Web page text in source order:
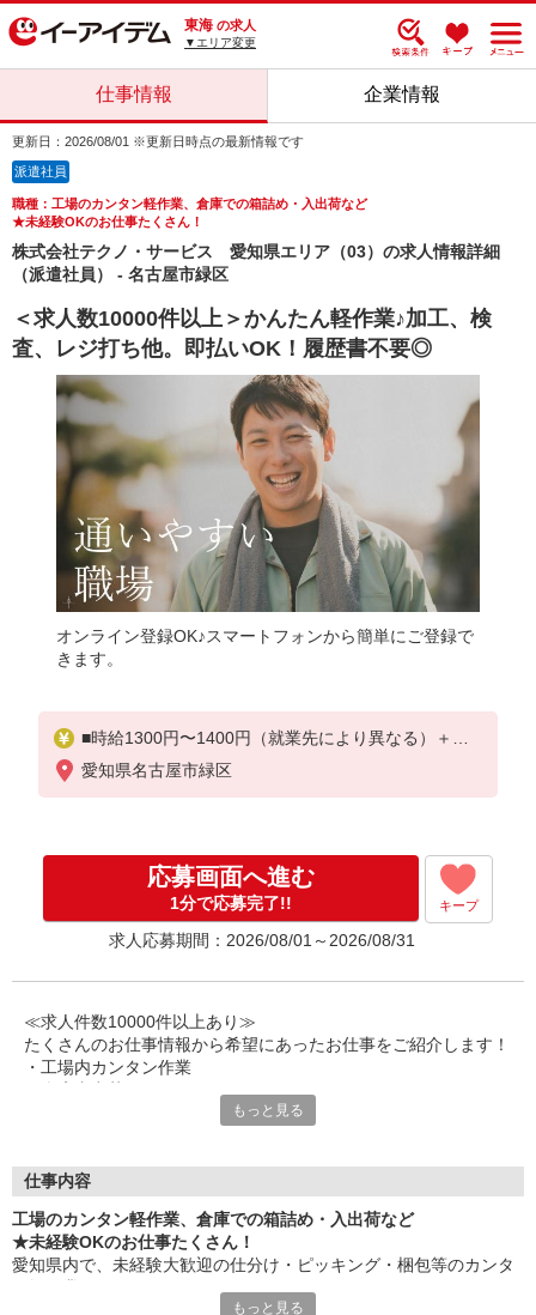
東海 の求人
▼エリア変更
仕事情報 企業情報
更新日：2026/08/01 ※更新日時点の最新情報です
派遣社員
職種：工場のカンタン軽作業、倉庫での箱詰め・入出荷など
★未経験OKのお仕事たくさん！
株式会社テクノ・サービス 愛知県エリア（03）の求人情報詳細
（派遣社員） - 名古屋市緑区
＜求人数10000件以上＞かんたん軽作業♪加工、検
査、レジ打ち他。即払いOK！履歴書不要◎
オンライン登録OK♪スマートフォンから簡単にご登録で
きます。
■時給1300円〜1400円（就業先により異なる）＋交
通費
愛知県名古屋市緑区
応募画面へ進む
1分で応募完了!! キープ
求人応募期間：2026/08/01～2026/08/31
≪求人件数10000件以上あり≫
たくさんのお仕事情報から希望にあったお仕事をご紹介します！
・工場内カンタン作業
≪性別問わずご活躍中！≫
車通勤・バイク通勤OKも多数あり！「交通費支給OK！」
自宅から通いやすいお仕事お探しの方もぜひご登録下さい☆
もっと見る
仕事内容
工場のカンタン軽作業、倉庫での箱詰め・入出荷など
★未経験OKのお仕事たくさん！
愛知県内で、未経験大歓迎の仕分け・ピッキング・梱包等のカンタ
もっと見る